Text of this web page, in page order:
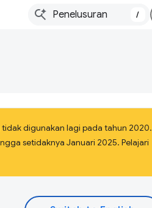
/
digunakan lagi pada tahun 2020.
setidaknya Januari 2025. Pelajari